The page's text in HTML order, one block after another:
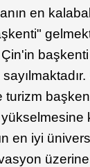
en
turizm
en iyi
üzerine